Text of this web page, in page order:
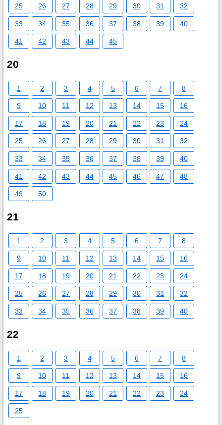
25 26 27 28 29 30 31 32
33 34 35 36 37 38 39 40
41 42 43 44 45
20
1 2 3 4 5 6 7 8
9 10 11 12 13 14 15 16
17 18 19 20 21 22 23 24
25 26 27 28 29 30 31 32
33 34 35 36 37 38 39 40
41 42 43 44 45 46 47 48
49 50
21
1 2 3 4 5 6 7 8
9 10 11 12 13 14 15 16
17 18 19 20 21 22 23 24
25 26 27 28 29 30 31 32
33 34 35 36 37 38 39 40
22
1 2 3 4 5 6 7 8
9 10 11 12 13 14 15 16
17 18 19 20 21 22 23 24
25